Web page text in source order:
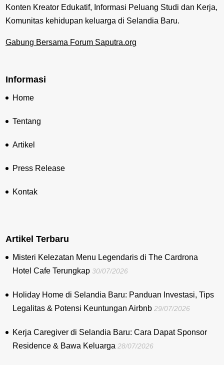
Konten Kreator Edukatif, Informasi Peluang Studi dan Kerja,
Komunitas kehidupan keluarga di Selandia Baru.
Gabung Bersama Forum Saputra.org
Informasi
Home
Tentang
Artikel
Press Release
Kontak
Artikel Terbaru
Misteri Kelezatan Menu Legendaris di The Cardrona
Hotel Cafe Terungkap 30/07/2026
Holiday Home di Selandia Baru: Panduan Investasi, Tips
Legalitas & Potensi Keuntungan Airbnb 29/07/2026
Kerja Caregiver di Selandia Baru: Cara Dapat Sponsor
Residence & Bawa Keluarga 28/07/2026